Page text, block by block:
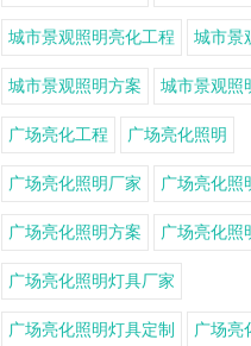
城市景观照明亮化工程 城市景
城市景观照明方案 城市景观照
广场亮化工程 广场亮化照明
广场亮化照明厂家 广场亮化照
广场亮化照明方案 广场亮化照
广场亮化照明灯具厂家
广场亮化照明灯具定制 广场亮